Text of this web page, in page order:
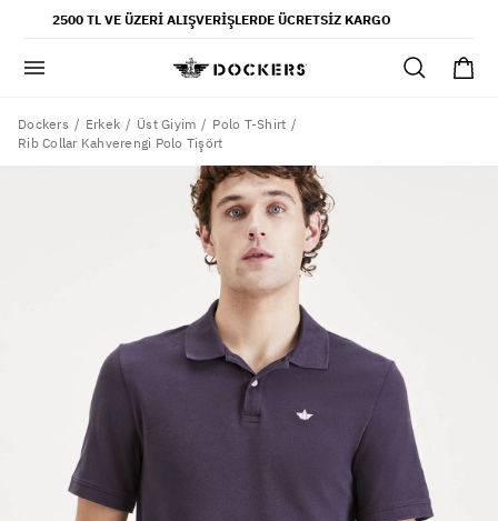
2500 TL VE ÜZERI ALIŞVERIŞLERDE ÜCRETSIZ KARGO
gömlek
şort
ultimate chino pantolon
yaz koleksiyonu
Dockers Erkek Üst Giyim
Polo T-Shirt
Rib Collar Kahverengi Polo Tişört